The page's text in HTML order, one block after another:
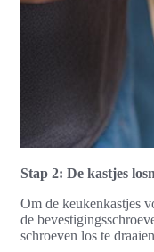
Stap 2: De kastjes
Om de keukenkastjes
de
schroeven los te